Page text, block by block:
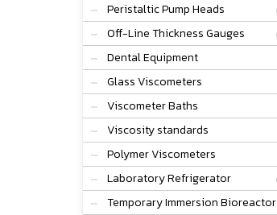
Peristaltic Pump Heads
Off-Line Thickness Gauges
Dental Equipment
Glass Viscometers
Viscometer Baths
Viscosity standards
Polymer Viscometers
Laboratory Refrigerator
Temporary Immersion Bioreactor